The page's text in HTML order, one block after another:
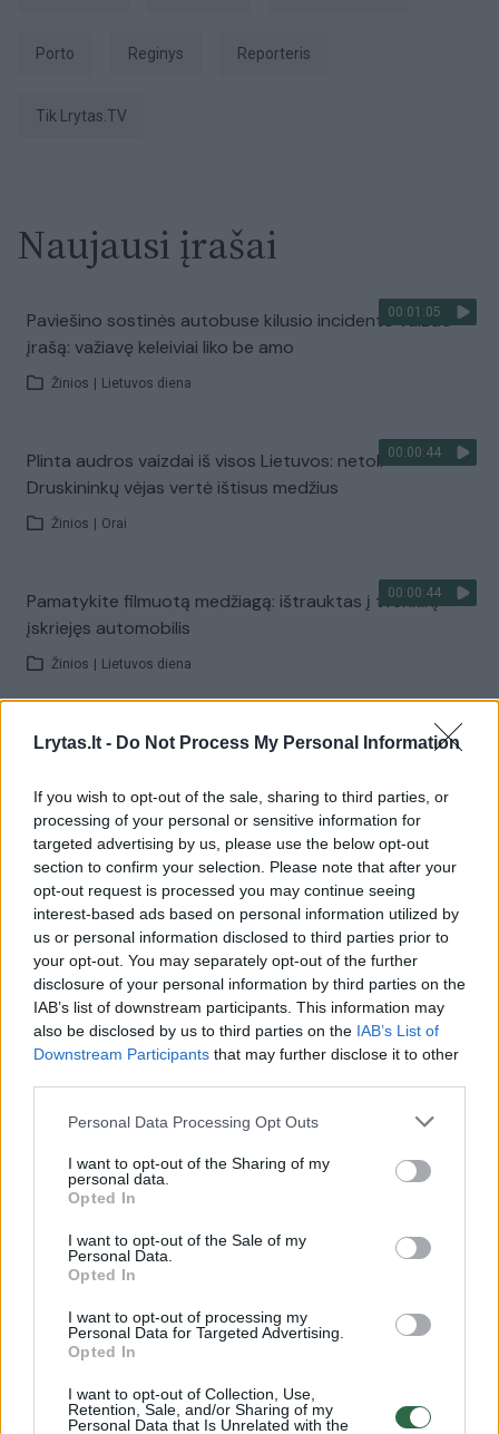
Lrytas.lt - Do Not Process My Personal Information
If you wish to opt-out of the sale, sharing to third parties, or
processing of your personal or sensitive information for
targeted advertising by us, please use the below opt-out
section to confirm your selection. Please note that after your
opt-out request is processed you may continue seeing
interest-based ads based on personal information utilized by
us or personal information disclosed to third parties prior to
your opt-out. You may separately opt-out of the further
disclosure of your personal information by third parties on the
IAB’s list of downstream participants. This information may
also be disclosed by us to third parties on the IAB’s List of
Downstream Participants that may further disclose it to other
Personal Data Processing Opt Outs
I want to opt-out of the Sharing of my
personal data.
Opted In
I want to opt-out of the Sale of my
Personal Data.
Opted In
I want to opt-out of processing my
Personal Data for Targeted Advertising.
Opted In
I want to opt-out of Collection, Use,
Retention, Sale, and/or Sharing of my
Personal Data that Is Unrelated with the
Porto reginys Reporteris
tik Lrytas.TV
Naujausi įrašai
00:01:05
Paviešino sostinės autobuse kilusio incidento vaizdo
įrašą: važiavę keleiviai liko be amo
Žinios Lietuvos diena
00:00:44
Plinta audros vaizdai iš visos Lietuvos: netoli
Druskininkų vėjas vertė ištisus medžius
Žinios Orai
00:00:44
Pamatykite filmuotą medžiagą: ištrauktas į tvenkinį
įskriejęs automobilis
Žinios Lietuvos diena
00:00:57
Sinoptikai atsakė, kokiais orais užbaigsime darbo
Žinios | Orai
Visi įrašai
Žiūrimiausi įrašai
00:00:30
Vaizdai iš tragiškos avarijos Vilniaus r.: dviejų moterų ir
vaiko gyvybių išgelbėti nepavyko
Žinios | Lietuvos diena
Savaitės vidurys nusimato karštas: temperatūra kils iki
32 laipsnių šilumos
Žinios | Orai
00:00:59
Nufilmavo, kaip patvino Vilniaus Vakarinis aplinkkelis:
Žinios | Lietuvos diena